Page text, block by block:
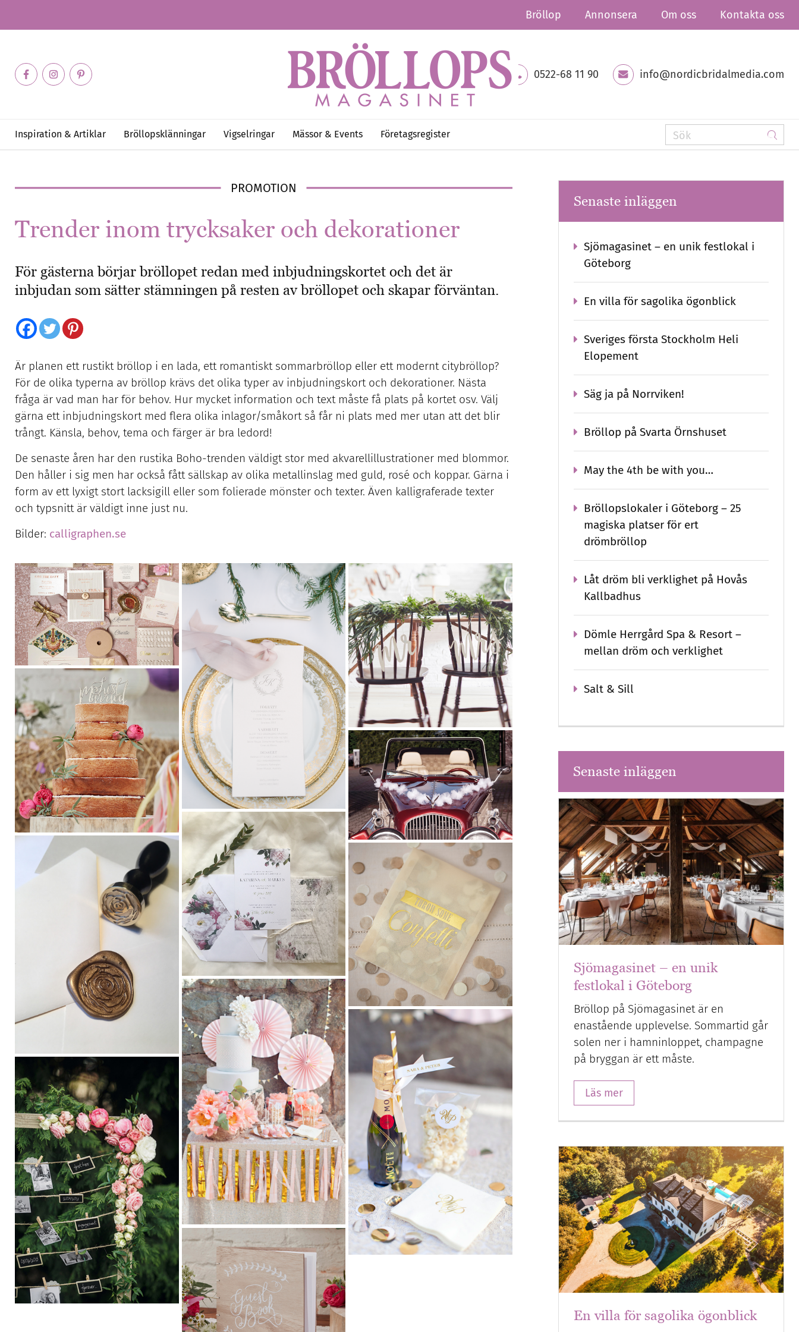
Bröllop Annonsera Om oss Kontakta oss
0522-68 11 90 info@nordicbridalmedia.com
Inspiration & Artiklar Bröllopsklänningar Vigselringar Mässor & Events Företagsregister
PROMOTION
Trender inom trycksaker och dekorationer
För gästerna börjar bröllopet redan med inbjudningskortet och det är
inbjudan som sätter stämningen på resten av bröllopet och skapar förväntan.
Är planen ett rustikt bröllop i en lada, ett romantiskt sommarbröllop eller ett modernt citybröllop?
För de olika typerna av bröllop krävs det olika typer av inbjudningskort och dekorationer. Nästa
fråga är vad man har för behov. Hur mycket information och text måste få plats på kortet osv. Välj
gärna ett inbjudningskort med flera olika inlagor/småkort så får ni plats med mer utan att det blir
trångt. Känsla, behov, tema och färger är bra ledord!
De senaste åren har den rustika Boho-trenden väldigt stor med akvarellillustrationer med blommor.
Den håller i sig men har också fått sällskap av olika metallinslag med guld, rosé och koppar. Gärna i
form av ett lyxigt stort lacksigill eller som folierade mönster och texter. Även kalligraferade texter
och typsnitt är väldigt inne just nu.
Bilder: calligraphen.se
Senaste inläggen
Sjömagasinet – en unik festlokal i
Göteborg
En villa för sagolika ögonblick
Sveriges första Stockholm Heli
Elopement
Säg ja på Norrviken!
Bröllop på Svarta Örnshuset
May the 4th be with you…
Bröllopslokaler i Göteborg – 25
magiska platser för ert
drömbröllop
Låt dröm bli verklighet på Hovås
Kallbadhus
Dömle Herrgård Spa & Resort –
mellan dröm och verklighet
Salt & Sill
Senaste inläggen
Sjömagasinet – en unik
festlokal i Göteborg
Bröllop på Sjömagasinet är en
enastående upplevelse. Sommartid går
solen ner i hamninloppet, champagne
på bryggan är ett måste.
Läs mer
En villa för sagolika ögonblick